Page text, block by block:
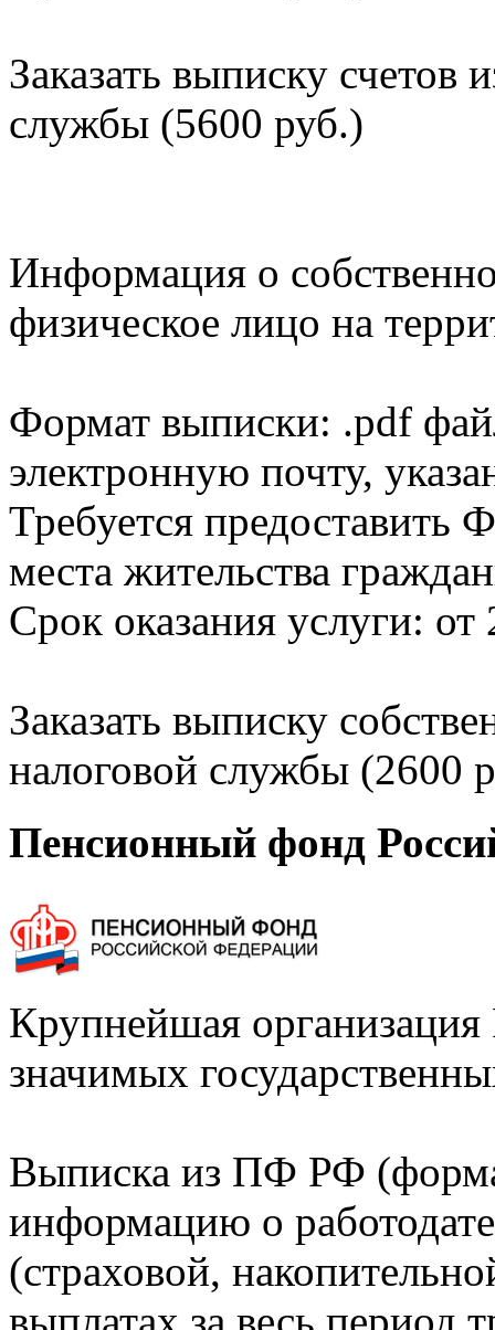
Заказать выписку счетов
службы (5600 руб.)
Информация о
физическое лицо на
Формат выписки: .pdf
электронную почту,
Требуется
места жительства
Срок оказания услуги: от
Заказать выписку
налоговой службы (2600
Пенсионный фонд
Крупнейшая
значимых
Выписка из ПФ РФ
информацию о
(страховой,
выплатах за весь период